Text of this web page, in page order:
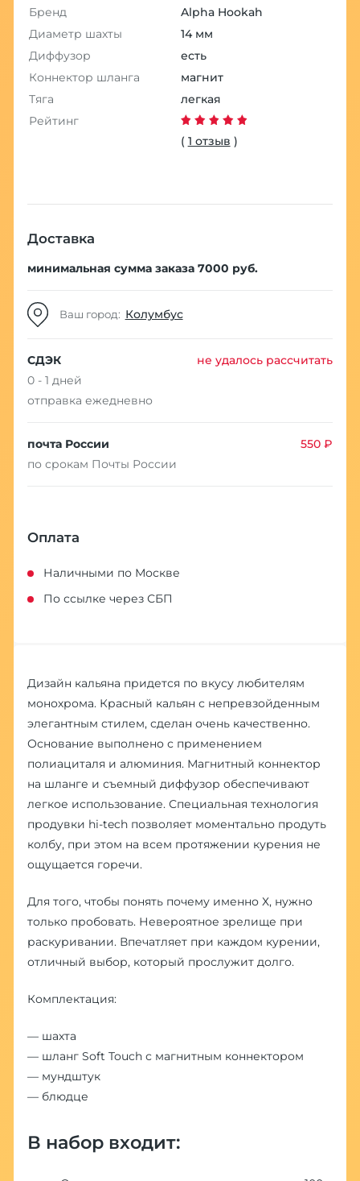
Бренд
Alpha Hookah
Диаметр шахты
14 мм
Диффузор
есть
Коннектор шланга
магнит
Тяга
легкая
Рейтинг
( 1 отзыв )
Доставка
минимальная сумма заказа 7000 руб.
Ваш город: Колумбус
СДЭК
не удалось рассчитать
0 - 1 дней
отправка ежедневно
почта России
550 ₽
по срокам Почты России
Оплата
Наличными по Москве
По ссылке через СБП
Дизайн кальяна придется по вкусу любителям
монохрома. Красный кальян с непревзойденным
элегантным стилем, сделан очень качественно.
Основание выполнено с применением
полиациталя и алюминия. Магнитный коннектор
на шланге и съемный диффузор обеспечивают
легкое использование. Специальная технология
продувки hi-tech позволяет моментально продуть
колбу, при этом на всем протяжении курения не
ощущается горечи.
Для того, чтобы понять почему именно Х, нужно
только пробовать. Невероятное зрелище при
раскуривании. Впечатляет при каждом курении,
отличный выбор, который прослужит долго.
Комплектация:
— шахта
— шланг Soft Touch с магнитным коннектором
— мундштук
— блюдце
В набор входит: